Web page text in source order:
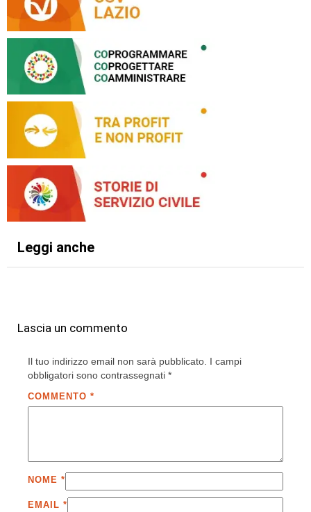
Leggi anche
Lascia un commento
Il tuo indirizzo email non sarà pubblicato. I campi
obbligatori sono contrassegnati *
COMMENTO *
NOME *
EMAIL *